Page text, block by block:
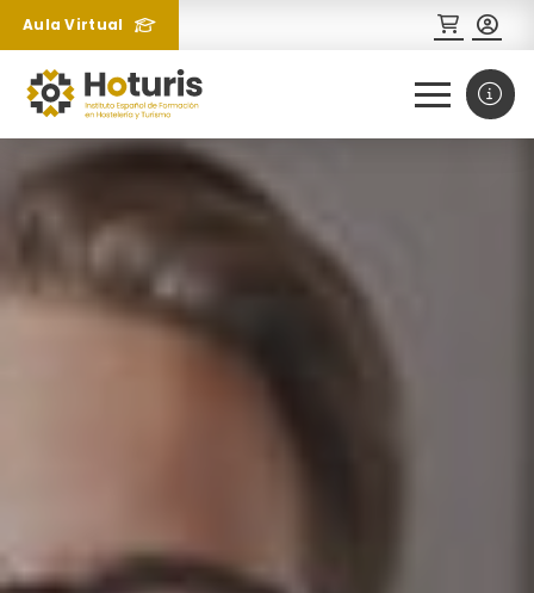
Aula Virtual
¿Necesitas más información
sobre un curso?